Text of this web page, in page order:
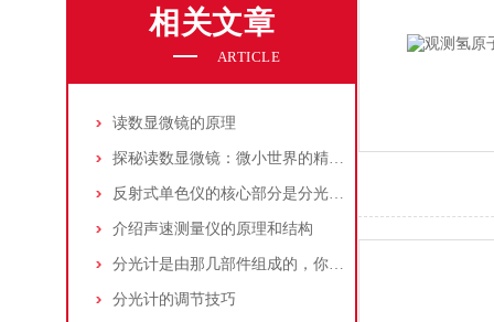
相关文章
ARTICLE
读数显微镜的原理
探秘读数显微镜：微小世界的精密测量者
反射式单色仪的核心部分是分光系统决定了仪器的性能和精度
介绍声速测量仪的原理和结构
分光计是由那几部件组成的，你了解吗?
分光计的调节技巧